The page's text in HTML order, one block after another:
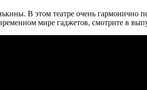
В этом театре очень гармонично
мире гаджетов, смотрите в